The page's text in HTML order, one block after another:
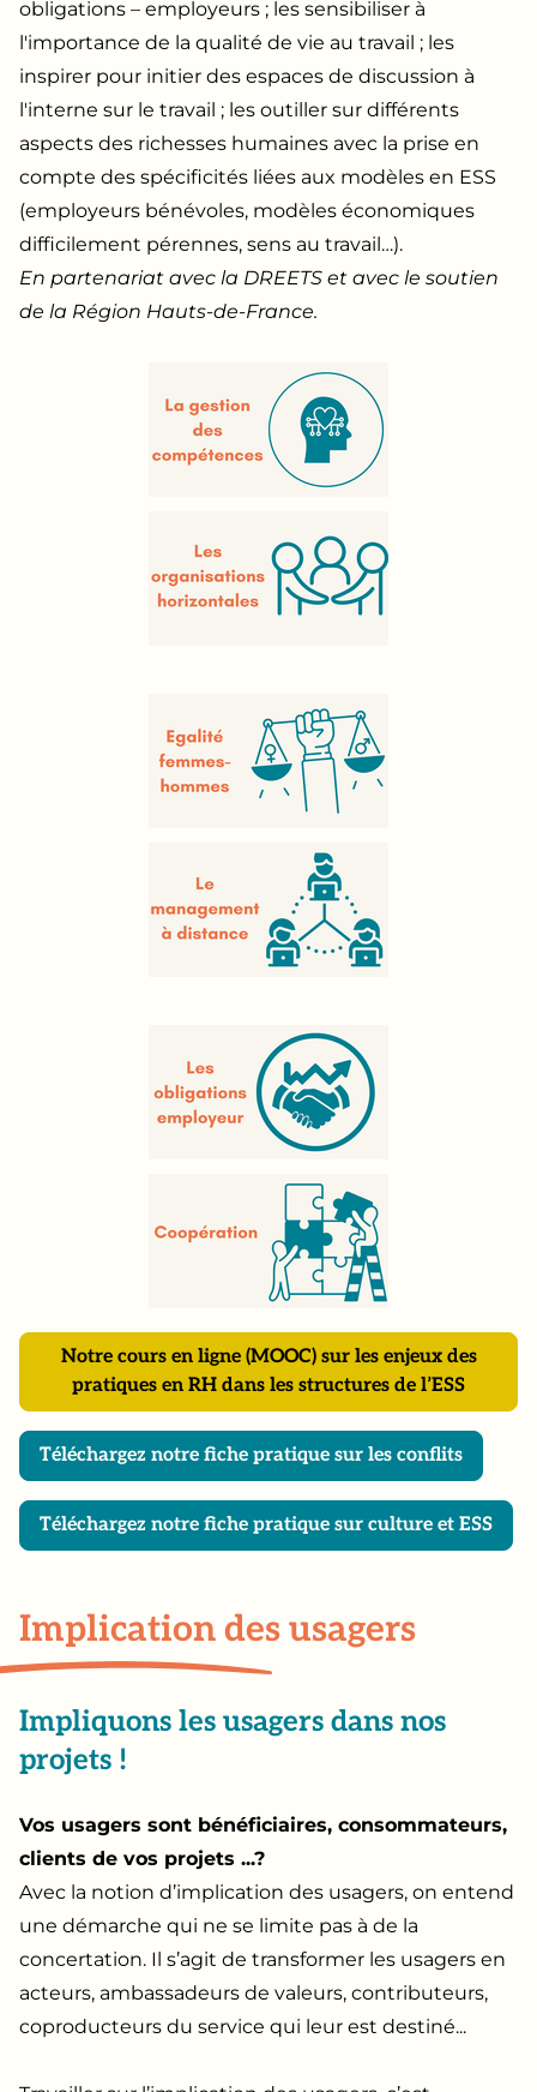
obligations – employeurs ; les sensibiliser à
l'importance de la qualité de vie au travail ; les
inspirer pour initier des espaces de discussion à
l'interne sur le travail ; les outiller sur différents
aspects des richesses humaines avec la prise en
compte des spécificités liées aux modèles en ESS
(employeurs bénévoles, modèles économiques
difficilement pérennes, sens au travail…).
En partenariat avec la DREETS et avec le soutien
de la Région Hauts-de-France.
Notre cours en ligne (MOOC) sur les enjeux des
pratiques en RH dans les structures de l’ESS
Téléchargez notre fiche pratique sur les conflits
Téléchargez notre fiche pratique sur culture et ESS
Implication des usagers
Impliquons les usagers dans nos
projets !
Vos usagers sont bénéficiaires, consommateurs,
clients de vos projets ...?
Avec la notion d’implication des usagers, on entend
une démarche qui ne se limite pas à de la
concertation. Il s’agit de transformer les usagers en
acteurs, ambassadeurs de valeurs, contributeurs,
coproducteurs du service qui leur est destiné...